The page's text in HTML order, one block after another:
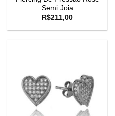
Semi Joia
R$211,00